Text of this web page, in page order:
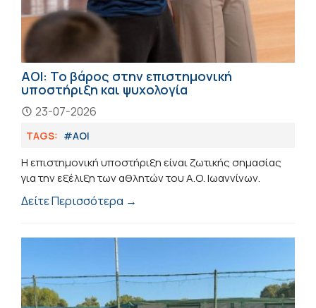
ΑΟΙ: Το βάρος στην επιστημονική
υποστήριξη και ψυχολογία
23-07-2026
TAGS: #ΑΟΙ
Η επιστημονική υποστήριξη είναι ζωτικής σημασίας
για την εξέλιξη των αθλητών του Α.Ο. Ιωαννίνων.
Δείτε Περισσότερα →